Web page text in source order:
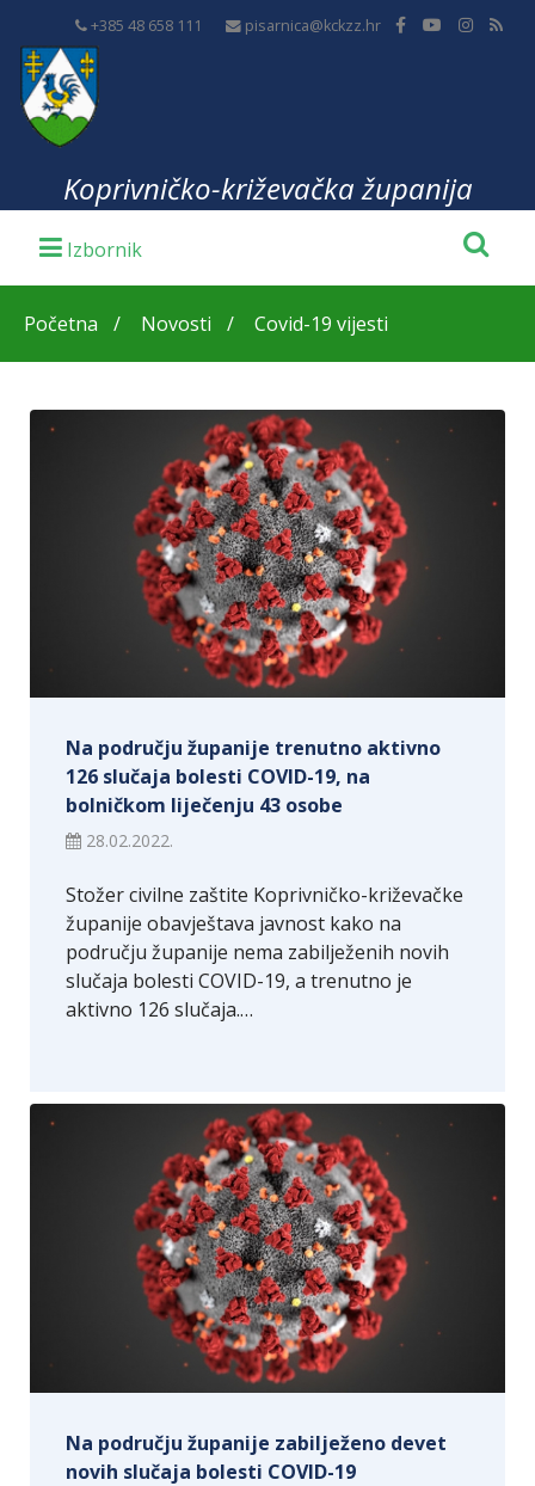
+385 48 658 111 pisarnica@kckzz.hr
Koprivničko-križevačka županija
Početna Novosti Covid-19 vijesti
Na području županije trenutno aktivno
126 slučaja bolesti COVID-19, na
bolničkom liječenju 43 osobe
28.02.2022.
Stožer civilne zaštite Koprivničko-križevačke
županije obavještava javnost kako na
području županije nema zabilježenih novih
slučaja bolesti COVID-19, a trenutno je
aktivno 126 slučaja.…
Na području županije zabilježeno devet
novih slučaja bolesti COVID-19